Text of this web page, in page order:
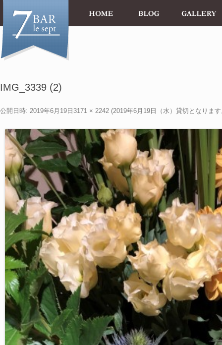
IMG_3339 (2)
公開日時: 2019年6月19日 3171 × 2242 (2019年6月19日（水）貸切となりま